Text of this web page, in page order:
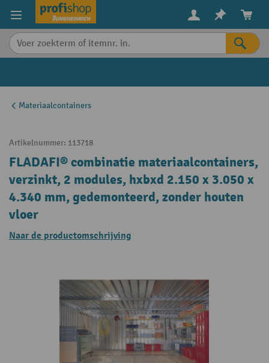
content
Materiaalcontainers
Artikelnummer: 113718
FLADAFI® combinatie materiaalcontainers,
verzinkt, 2 modules, hxbxd 2.150 x 3.050 x
4.340 mm, gedemonteerd, zonder houten
vloer
Naar de productomschrijving